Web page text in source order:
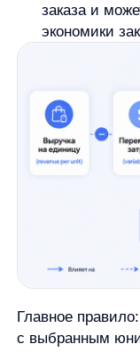
переменные
6. Сравните
это уместно.
Если результат
важно учитывать
и удержание.